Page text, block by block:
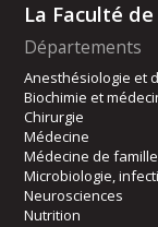
La Faculté
Départements
Anesthésiologie et
Biochimie et
Chirurgie
Médecine
Médecine de
Microbiologie,
Neurosciences
Nutrition